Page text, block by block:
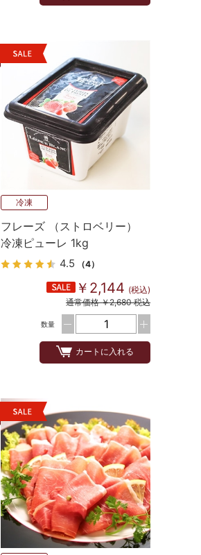
冷凍
フレーズ （ストロベリー）
冷凍ピューレ 1kg
4.5 （4）
￥2,144 (税込)
通常価格 ￥2,680 税込
数量
カートに入れる